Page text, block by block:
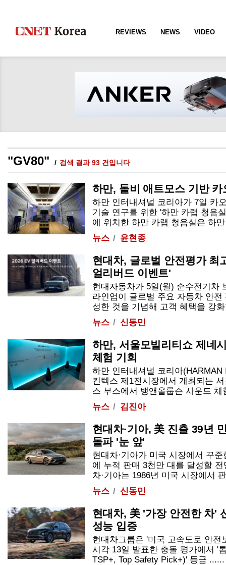
REVIEWS NEWS VIDEO
"GV80" 검색 결과 93 건입니다
하만, 돌비 애트모스 기반
하만 인터내셔널 코리아가 7일 카
기술 연구를 위한 '하만 카랩 청음
에 위치한 하만 카랩 청음실은 하
뉴스
윤현종
현대차, 글로벌 안전평가 최
얼리버드 이벤트'
현대자동차가 5일(월) 순수전기차
라인업이 글로벌 주요 자동차 안
성한 것을 기념해 고객 혜택을 강
뉴스
신동민
하만, 서울모빌리티쇼 제네
체험 기회
하만 인터내셔널 코리아
킨텍스 제1전시장에서 개최되는
스 부스에서 뱅앤올룹슨 사운드 체
뉴스
김진아
현대차·기아, 美 진출 39년
돌파 '눈 앞'
현대차·기아가 미국 시장에서 꾸
에 누적 판매 3천만 대를 달성할
차·기아는 1986년 미국 시장에서
뉴스
신동민
현대차, 美 '가장 안전한 차'
성능 입증
현대차그룹은 '미국 고속도로 안전
시각 13일 발표한 충돌 평가에서 '
TSP+, Top Safety Pick+)' 등급 ......